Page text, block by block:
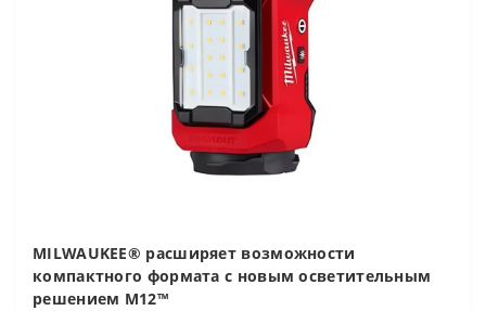
MILWAUKEE® расширяет возможности
компактного формата с новым осветительным
решением M12™